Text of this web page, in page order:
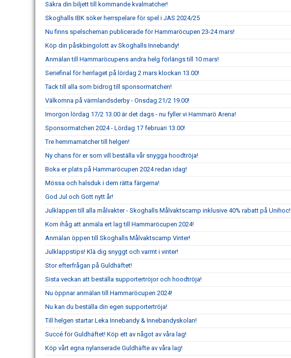
Säkra din biljett till kommande kvalmatcher!
Skoghalls IBK söker herrspelare för spel i JAS 2024/25
Nu finns spelscheman publicerade för Hammaröcupen 23-24 mars!
Köp din påskbingolott av Skoghalls Innebandy!
Anmälan till Hammaröcupens andra helg förlängs till 10 mars!
Seriefinal för herrlaget på lördag 2 mars klockan 13.00!
Tack till alla som bidrog till sponsormatchen!
Välkomna på värmlandsderby - Onsdag 21/2 19.00!
Imorgon lördag 17/2 13.00 är det dags - nu fyller vi Hammarö Arena!
Sponsormatchen 2024 - Lördag 17 februari 13.00!
Tre hemmamatcher till helgen!
Ny chans för er som vill beställa vår snygga hoodtröja!
Boka er plats på Hammaröcupen 2024 redan idag!
Mössa och halsduk i dem rätta färgerna!
God Jul och Gott nytt år!
Julklappen till alla målvakter - Skoghalls Målvaktscamp inklusive 40% rabatt på Unihoc!
Kom ihåg att anmäla ert lag till Hammaröcupen 2024!
Anmälan öppen till Skoghalls Målvaktscamp Vinter!
Julklappstips! Klä dig snyggt och varmt i vinter!
Stor efterfrågan på Guldhäftet!
Sista veckan att beställa supportertröjor och hoodtröja!
Nu öppnar anmälan till Hammaröcupen 2024!
Nu kan du beställa din egen supportertröja!
Till helgen startar Leka Innebandy & Innebandyskolan!
Succé för Guldhäftet! Köp ett av något av våra lag!
Köp vårt egna nylanserade Guldhäfte av våra lag!